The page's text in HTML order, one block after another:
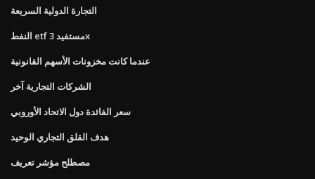
التجارة الدولية السريعة
النفط etf مستفيد 3x
عندما كانت مخزونات الأسهم القانونية
الشركات التجارية آخر
سعر الفائدة دول الاتحاد الأوروبي
هدف القلق التجاري الوحيد
مصطلح مؤشر تعريف